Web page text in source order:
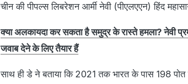
चीन की पीपल्स लिबरेशन आर्मी नेवी (पीएलएएन) हिंद
क्या अलकायदा कर सकता है समुद्र के रास्ते हमला? नेवी
जवाब देने के लिए तैयार हैं
साथ ही डे ने बताया कि 2021 तक भारत के पास 198